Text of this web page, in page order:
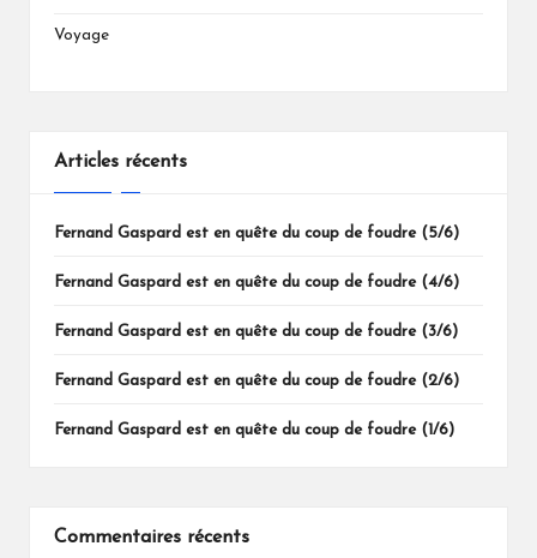
Voyage
Articles récents
Fernand Gaspard est en quête du coup de foudre (5/6)
Fernand Gaspard est en quête du coup de foudre (4/6)
Fernand Gaspard est en quête du coup de foudre (3/6)
Fernand Gaspard est en quête du coup de foudre (2/6)
Fernand Gaspard est en quête du coup de foudre (1/6)
Commentaires récents